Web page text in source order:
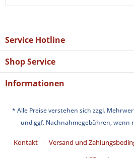
Service Hotline
Shop Service
Informationen
* Alle Preise verstehen sich zzgl.
und ggf. Nachnahmegebühren, wenn
Kontakt Versand und